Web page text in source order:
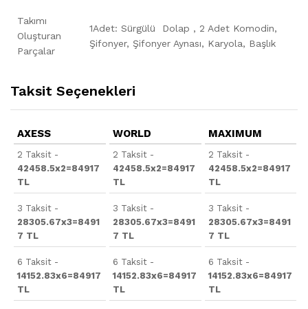
Takımı
Oluşturan
Parçalar
1Adet: Sürgülü Dolap , 2 Adet Komodin,
Şifonyer, Şifonyer Aynası, Karyola, Başlık
Taksit Seçenekleri
AXESS
2 Taksit -
42458.5x2=84917
TL
3 Taksit -
28305.67x3=8491
7 TL
6 Taksit -
14152.83x6=84917
TL
WORLD
2 Taksit -
42458.5x2=84917
TL
3 Taksit -
28305.67x3=8491
7 TL
6 Taksit -
14152.83x6=84917
TL
MAXIMUM
2 Taksit -
42458.5x2=84917
TL
3 Taksit -
28305.67x3=8491
7 TL
6 Taksit -
14152.83x6=84917
TL